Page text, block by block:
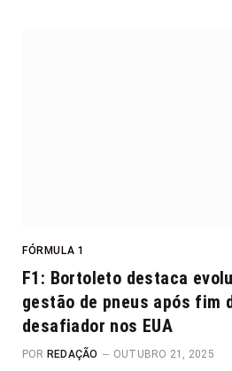
FÓRMULA 1
F1: Bortoleto destaca
gestão de pneus após fim
desafiador nos EUA
POR REDAÇÃO OUTUBRO 21, 2025